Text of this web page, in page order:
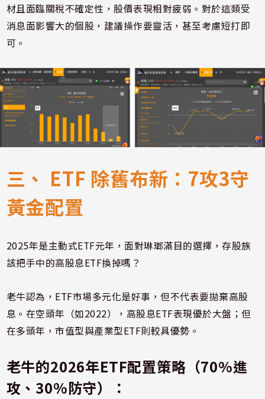
材且面臨關稅不確定性，股價表現相對疲弱。對於這類受
消息面影響大的個股，建議操作要靈活，甚至考慮短打即
可。
三、 ETF 除舊布新：7攻3守
黃金配置
2025年是主動式ETF元年，面對琳瑯滿目的選擇，存股族
該把手中的高股息ETF換掉嗎？
老牛認為，ETF市場多元化是好事，但不代表要拋棄高股
息。在空頭年（如2022），高股息ETF表現優於大盤；但
在多頭年，市值型與產業型ETF則較具優勢。
老牛的2026年ETF配置策略（70%進
攻、30%防守）：